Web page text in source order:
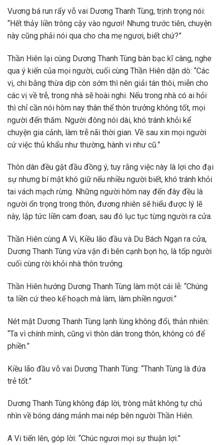
Vương bá run rẩy vỗ vai Dương Thanh Tùng, trịnh trọng nói:
“Hết thảy liền trông cậy vào ngươi! Nhưng trước tiên, chuyện
này cũng phải nói qua cho cha mẹ ngươi, biết chứ?”
Thần Hiên lại cùng Dương Thanh Tùng bàn bạc kĩ càng, nghe
qua ý kiến của mọi người, cuối cùng Thần Hiên dặn dò: “Các
vị, chi bằng thừa dịp còn sớm thì nên giải tán thôi, miễn cho
các vị về trễ, trong nhà sẽ hoài nghi. Nếu trong nhà có ai hỏi
thì chỉ cần nói hôm nay thân thể thôn trưởng không tốt, mọi
người đến thăm. Người đông nói dài, khó tránh khỏi kể
chuyện gia cảnh, làm trễ nãi thời gian. Về sau xin mọi người
cứ việc thủ khẩu như thường, hành vi như cũ.”
Thôn dân đều gật đầu đồng ý, tuy rằng việc này là lợi cho đại
sự nhưng bí mật khó giữ nếu nhiều người biết, khó tránh khỏi
tai vách mạch rừng. Những người hôm nay đến đây đều là
người ổn trọng trong thôn, đương nhiên sẽ hiểu được lý lẽ
này, lập tức liền cam đoan, sau đó lục tục từng người ra cửa.
Thần Hiên cùng A Vi, Kiều lão đầu và Du Bách Ngạn ra cửa,
Dương Thanh Tùng vừa vặn đi bên cạnh bọn họ, là tốp người
cuối cùng rời khỏi nhà thôn trưởng.
Thần Hiên hướng Dương Thanh Tùng làm một cái lễ: “Chúng
ta liền cứ theo kế hoạch mà làm, làm phiền ngươi.”
Nét mặt Dương Thanh Tùng lạnh lùng không đổi, thản nhiên:
“Ta vì chính mình, cũng vì thôn dân trong thôn, không có để
phiền.”
Kiều lão đầu vỗ vai Dương Thanh Tùng: “Thanh Tùng là đứa
trẻ tốt.”
Dương Thanh Tùng không đáp lời, tròng mắt không tự chủ
nhìn về bóng dáng mảnh mai nép bên người Thần Hiên.
A Vi tiến lên, góp lời: “Chúc ngươi mọi sự thuận lợi.”